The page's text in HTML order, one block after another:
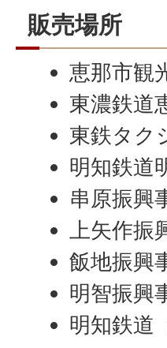
販売場所
恵那市観
東濃鉄道
東鉄タク
明知鉄道
串原振興
上矢作振
飯地振興
明智振興
明知鉄道